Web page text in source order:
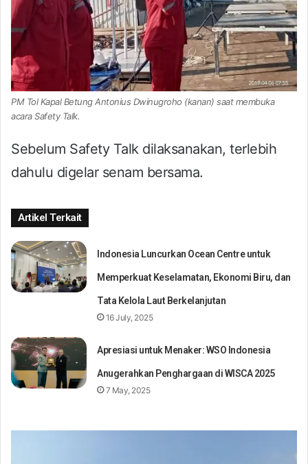
PM Tol Kapal Betung Antonius Dwinugroho (kanan) saat membuka
acara Safety Talk.
Sebelum Safety Talk dilaksanakan, terlebih
dahulu digelar senam bersama.
Artikel Terkait
Indonesia Luncurkan Ocean Centre untuk
Memperkuat Keselamatan, Ekonomi Biru, dan
Tata Kelola Laut Berkelanjutan
16 July, 2025
Apresiasi untuk Menaker: WSO Indonesia
Anugerahkan Penghargaan di WISCA 2025
7 May, 2025